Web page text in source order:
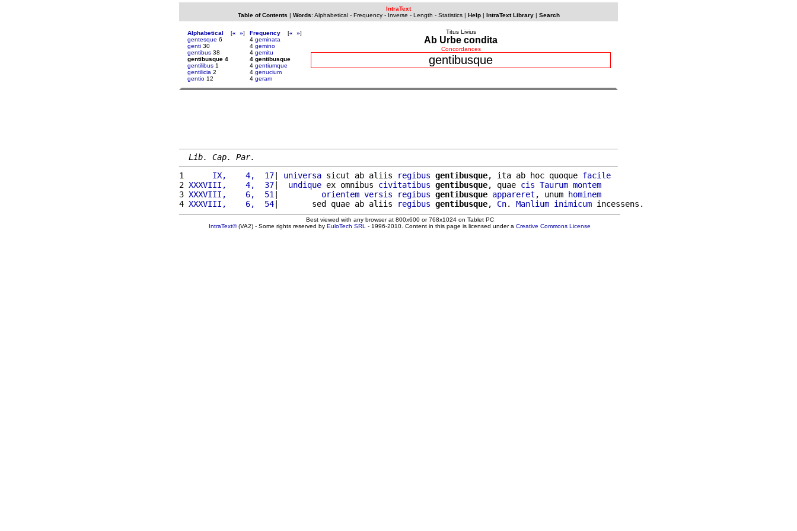
IntraText
Table of Contents | Words: Alphabetical- Frequency- Inverse - Length - Statistics| Help| IntraText Library| Search
Alphabetical [« »]
gentesque 6
genti 30
gentibus 38
gentibusque 4
gentilibus 1
gentilicia 2
gentio 12
Frequency [« »]
4 geminata
4 gemino
4 gemitu
4 gentibusque
4 gentiumque
4 genucium
4 geram
Titus Livius
Ab Urbe condita
Concordances
gentibusque
Lib. Cap. Par.
1
     IX,    4,  17
| universa sicut ab aliis regibus gentibusque, ita ab hoc quoque facile
2 XXXVIII,    4,  37| undique ex omnibus civitatibus gentibusque, quae cis Taurum montem
3 XXXVIII,    6,  51 | orientem versis regibus gentibusque appareret , unum hominem
4 XXXVIII,    6,  54|       sed quae ab aliis regibus gentibusque, Cn. Manlium inimicum
Best viewed with any browser at 800x600 or 768x1024 on Tablet PC
IntraText®(VA2) - Some rights reserved by EuloTech SRL - 1996-2010. Content in this page is licensed under a Creative Commons License